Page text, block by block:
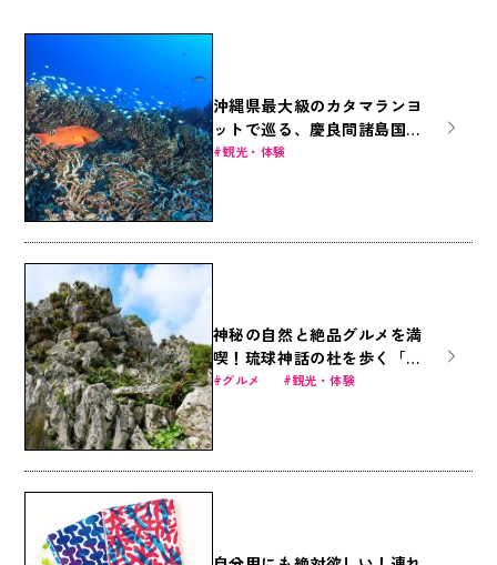
沖縄県最大級のカタマランヨ
ットで巡る、慶良間諸島国立
公園の美しき海底世界への旅
観光・体験
神秘の自然と絶品グルメを満
喫！琉球神話の杜を歩く「ア
スムイハイクス」
グルメ 観光・体験